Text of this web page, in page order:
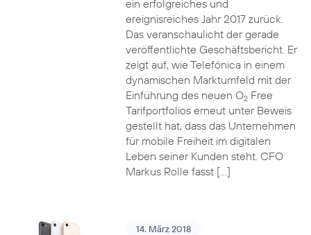
ein erfolgreiches und
ereignisreiches Jahr 2017 zurück.
Das veranschaulicht der gerade
veröffentlichte Geschäftsbericht. Er
zeigt auf, wie Telefónica in einem
dynamischen Marktumfeld mit der
Einführung des neuen O2Free
Tarifportfolios erneut unter Beweis
gestellt hat, dass das Unternehmen
für mobile Freiheit im digitalen
Leben seiner Kunden steht. CFO
Markus Rolle fasst […]
14. März 2018